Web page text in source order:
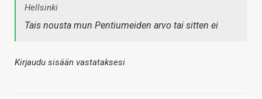
Hellsinki
Tais nousta mun Pentiumeiden arvo tai sitten ei
Kirjaudu sisään vastataksesi